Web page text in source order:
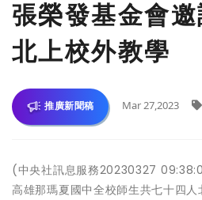
張榮發基金會
北上校外教學
推廣新聞稿 Mar 27,2023
(中央社訊息服務20230327
高雄那瑪夏國中全校師生共七十四